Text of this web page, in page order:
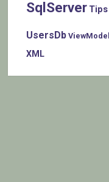
SqlServer Tips
UsersDb ViewModel
XML